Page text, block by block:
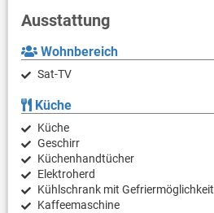
Ausstattung
Wohnbereich
Sat-TV
Küche
Küche
Geschirr
Küchenhandtücher
Elektroherd
Kühlschrank mit Gefriermöglichkeit
Kaffeemaschine